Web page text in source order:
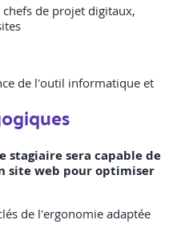
de projet digitaux,
de l'outil informatique et
stagiaire sera capable de
site web pour optimiser
de l'ergonomie adaptée